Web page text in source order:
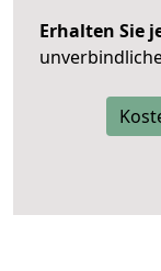
Erhalten Sie